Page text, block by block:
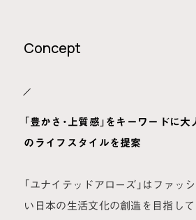
Concept
「豊かさ・上質感」をキーワードに
のライフスタイルを提案
「ユナイテッドアローズ」はファッ
い日本の生活文化の創造を目指して